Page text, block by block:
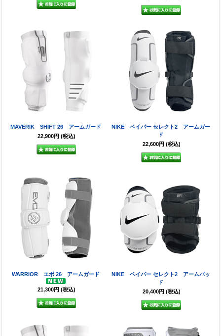
MAVERIK SHIFT 26 アームガード
22,900円 (税込)
NIKE ベイパー セレクト2 アームガー
ド
22,600円 (税込)
WARRIOR エボ 26 アームガード
21,300円 (税込)
NIKE ベイパー セレクト2 アームパッ
ド
20,400円 (税込)